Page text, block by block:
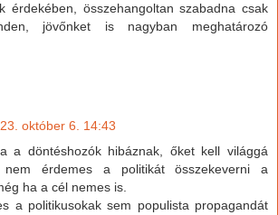
érdekében, összehangoltan szabadna csak
jövőnket is nagyban meghatározó
október 6. 14:43
a döntéshozók hibáznak, őket kell világgá
érdemes a politikát összekeverni a
ha a cél nemes is.
a politikusokak sem populista propagandát